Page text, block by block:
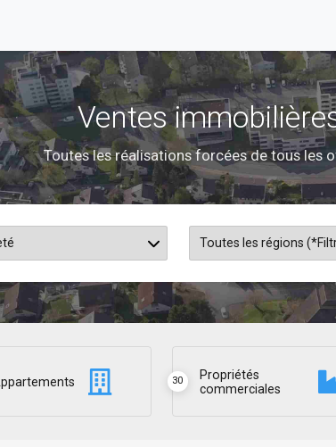
Ventes
Toutes les réalisations forcées de tous les
30
Propriétés
commerciales